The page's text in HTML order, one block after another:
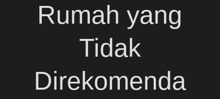
Rumah yang
Tidak
Direkomenda